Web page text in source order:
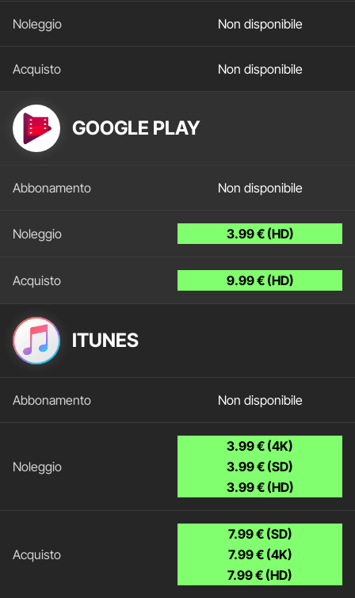
Non disponibile
Non disponibile
GOOGLE PLAY
Non disponibile
3.99 € (HD)
9.99 € (HD)
ITUNES
Non disponibile
3.99 € (4K)
3.99 € (SD)
3.99 € (HD)
7.99 € (SD)
7.99 € (4K)
7.99 € (HD)